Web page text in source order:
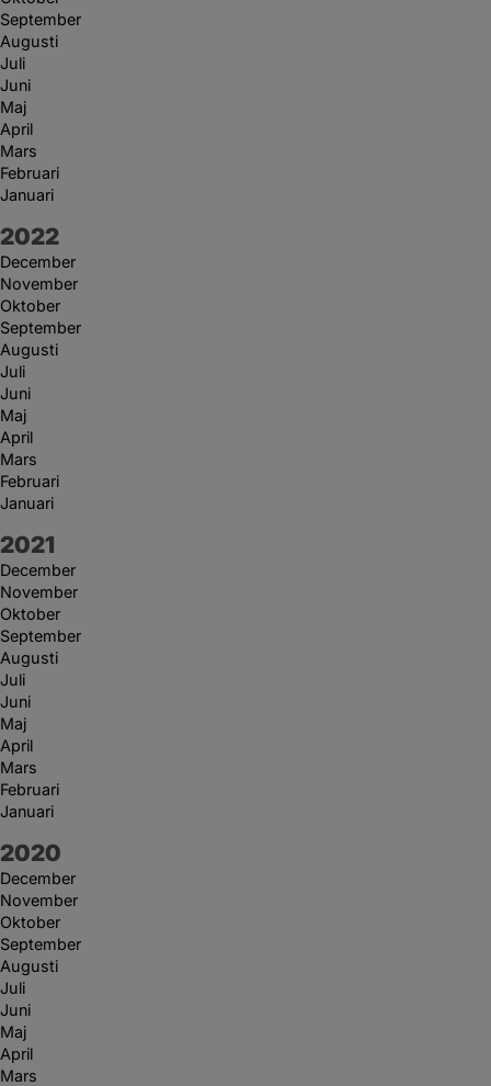
September
Augusti
Juli
Juni
Maj
April
Mars
Februari
Januari
År:
2022
December
November
Oktober
September
Augusti
Juli
Juni
Maj
April
Mars
Februari
Januari
År:
2021
December
November
Oktober
September
Augusti
Juli
Juni
Maj
April
Mars
Februari
Januari
År:
2020
December
November
Oktober
September
Augusti
Juli
Juni
Maj
April
Mars